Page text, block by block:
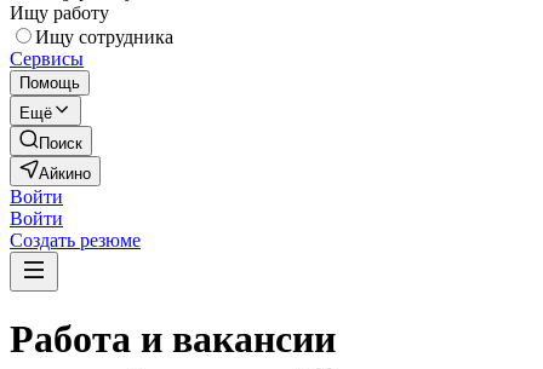
Ищу работу
Ищу сотрудника
Сервисы
Помощь
Ещё
Поиск
Айкино
Войти
Войти
Создать резюме
Работа и вакансии